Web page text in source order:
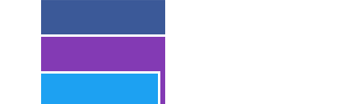
> 11k abonnés
> 11k abonnés